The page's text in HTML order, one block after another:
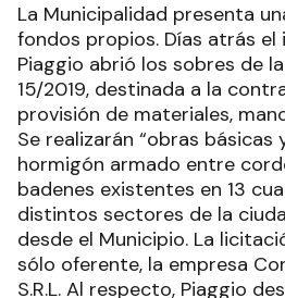
La Municipalidad presenta
fondos propios. Días atrás
Piaggio abrió los sobres de
15/2019, destinada a la
provisión de materiales,
Se realizarán “obras
hormigón armado entre
badenes existentes en 13
distintos sectores de la
desde el Municipio. La
sólo oferente, la empresa
S.R.L. Al respecto, Piaggio